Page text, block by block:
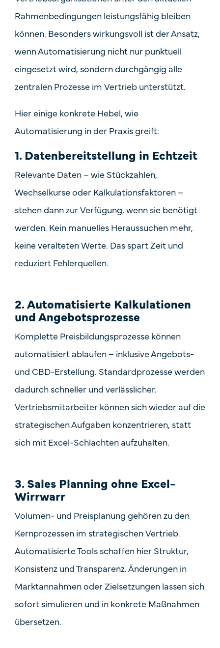
Rahmenbedingungen leistungsfähig bleiben
können. Besonders wirkungsvoll ist der Ansatz,
wenn Automatisierung nicht nur punktuell
eingesetzt wird, sondern durchgängig alle
zentralen Prozesse im Vertrieb unterstützt.
Hier einige konkrete Hebel, wie
Automatisierung in der Praxis greift:
1. Datenbereitstellung in Echtzeit
Relevante Daten – wie Stückzahlen,
Wechselkurse oder Kalkulationsfaktoren –
stehen dann zur Verfügung, wenn sie benötigt
werden. Kein manuelles Heraussuchen mehr,
keine veralteten Werte. Das spart Zeit und
reduziert Fehlerquellen.
2.Automatisierte Kalkulationen
und Angebotsprozesse
Komplette Preisbildungsprozesse können
automatisiert ablaufen – inklusive Angebots-
und CBD-Erstellung. Standardprozesse werden
dadurch schneller und verlässlicher.
Vertriebsmitarbeiter können sich wieder auf die
strategischen Aufgaben konzentrieren, statt
sich mit Excel-Schlachten aufzuhalten.
3. Sales Planning ohne Excel-
Wirrwarr
Volumen- und Preisplanung gehören zu den
Kernprozessen im strategischen Vertrieb.
Automatisierte Tools schaffen hier Struktur,
Konsistenz und Transparenz. Änderungen in
Marktannahmen oder Zielsetzungen lassen sich
sofort simulieren und in konkrete Maßnahmen
übersetzen.